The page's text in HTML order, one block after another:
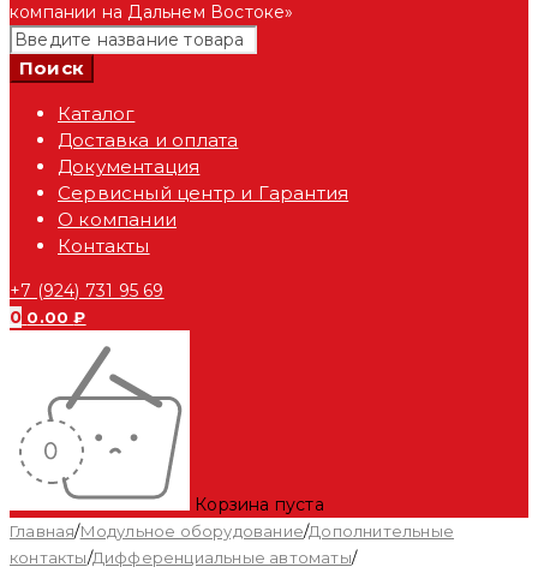
компании на Дальнем Востоке»
Каталог
Доставка и оплата
Документация
Сервисный центр и Гарантия
О компании
Контакты
+7 (924) 731 95 69
0 0.00₽
Корзина пуста
Главная/Модульное оборудование/Дополнительные
контакты/Дифференциальные автоматы/